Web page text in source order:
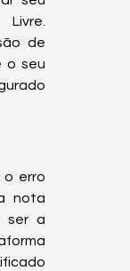
de
o seu
erro
nota
ser a